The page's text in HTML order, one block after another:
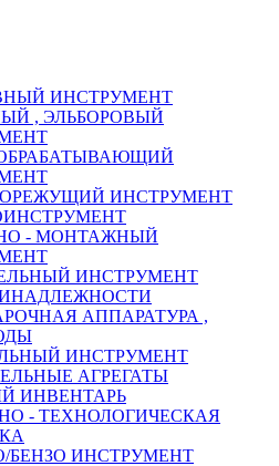
ИНСТРУМЕНТ
, ЭЛЬБОРОВЫЙ
ИНСТРУМЕНТ
- МОНТАЖНЫЙ
ИНСТРУМЕНТ
АППАРАТУРА ,
ИНСТРУМЕНТ
АГРЕГАТЫ
ИНВЕНТАРЬ
- ТЕХНОЛОГИЧЕСКАЯ
БЕНЗО ИНСТРУМЕНТ